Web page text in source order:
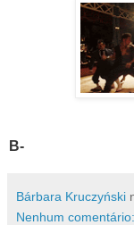
B-
Bárbara Kruczyński
Nenhum comentário: